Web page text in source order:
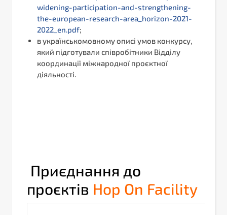
widening-participation-and-strengthening-
the-european-research-area_horizon-2021-
2022_en.pdf;
в українськомовному описі умов конкурсу,
який підготували співробітники Відділу
координації міжнародної проєктної
діяльності.
Приєднання до
проєктів Hop On Facility